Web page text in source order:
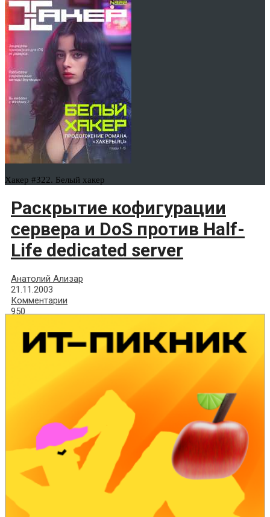
Хакер #322. Белый хакер
Раскрытие кофигурации
сервера и DoS против Half-
Life dedicated server
Анатолий Ализар
21.11.2003
Комментарии
950